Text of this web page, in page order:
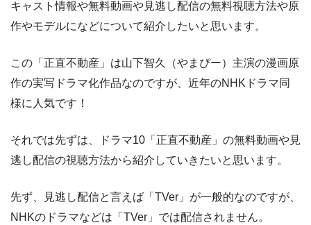
キャスト情報や無料動画や見逃し配信の無料視聴方法や原
作やモデルになどについて紹介したいと思います。
この「正直不動産」は山下智久（やまぴー）主演の漫画原
作の実写ドラマ化作品なのですが、近年のNHKドラマ同
様に人気です！
それでは先ずは、ドラマ10「正直不動産」の無料動画や見
逃し配信の視聴方法から紹介していきたいと思います。
先ず、見逃し配信と言えば「TVer」が一般的なのですが、
NHKのドラマなどは「TVer」では配信されません。